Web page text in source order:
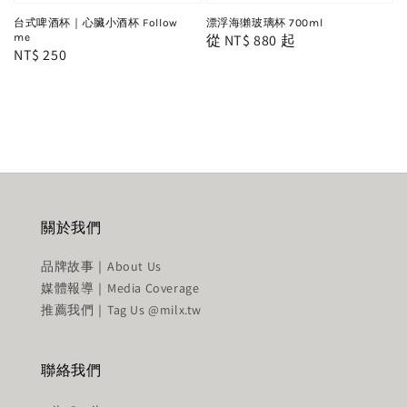
台式啤酒杯｜心臟小酒杯 Follow
me
Regular
NT$ 250
漂浮海獺玻璃杯 700ml
Regular
從 NT$ 880 起
關於我們
品牌故事｜About Us
媒體報導｜Media Coverage
推薦我們｜Tag Us @milx.tw
聯絡我們